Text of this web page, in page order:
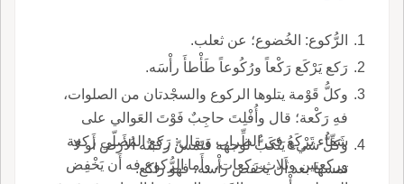
الرُّكوع: الخُضوع؛ عن ثعلب.
رَكع يَرْكَع رَكْعاً ورُكُوعاً طَأْطأَ رأْسَه.
وكلُّ قَوْمة يتلوها الركوع والسجْدتان من الصلوات،
فهِ رَكْعة؛ قال وأُفْلِتَ حاجِبٌ فَوْتَ العَوالي على
شَقّاء تَرْكَعُ في الظِّراب ويقال: رَكع المُصلّي ركعة
وركعتين وثلاث رَكعات، وأَما الرُّكوع فه أَن يَخْفِض
وكلُّ شيء يَنْكَبُّ لوجهه فَتَمسّ ركبتُه الأَرضَ أَو لا
تمسها بعد أَن يخفض رأْسه، فهو راكع.